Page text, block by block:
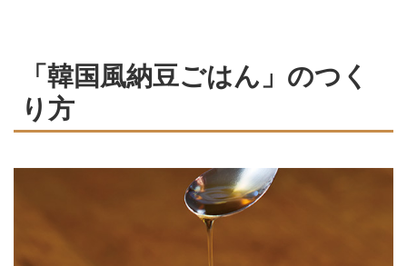
「韓国風納豆ごはん」のつく
り方